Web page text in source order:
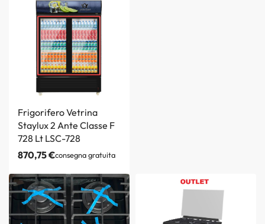
Frigorifero Vetrina
Staylux 2 Ante Classe F
728 Lt LSC-728
870,75€consegna gratuita